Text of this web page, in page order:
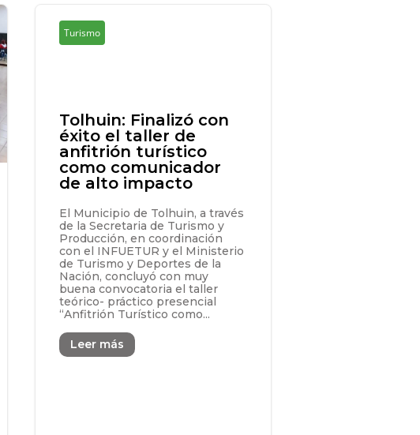
Turismo
Tolhuin: Finalizó con
éxito el taller de
anfitrión turístico
como comunicador
de alto impacto
El Municipio de Tolhuin, a través
de la Secretaria de Turismo y
Producción, en coordinación
con el INFUETUR y el Ministerio
de Turismo y Deportes de la
Nación, concluyó con muy
buena convocatoria el taller
teórico- práctico presencial
“Anfitrión Turístico como...
Leer más